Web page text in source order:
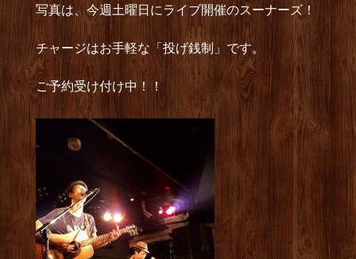
写真は、今週土曜日にライブ開催のスーナーズ！
チャージはお手軽な「投げ銭制」です。
ご予約受け付け中！！